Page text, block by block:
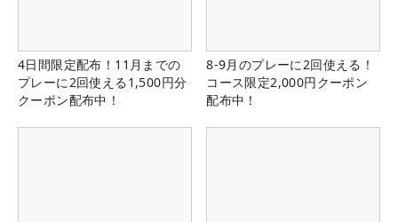
4日間限定配布！11月までの
プレーに2回使える1,500円分
クーポン配布中！
8-9月のプレーに2回使える！
コース限定2,000円クーポン
配布中！